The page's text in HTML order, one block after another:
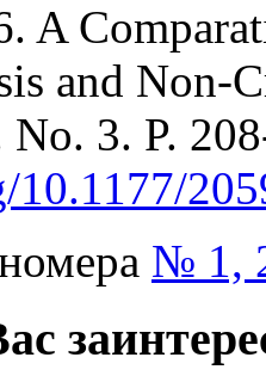
A
and Non-
No. 3. P.
№ 1,